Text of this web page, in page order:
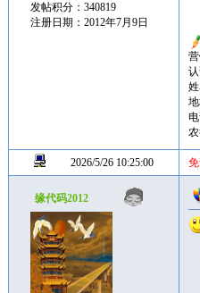
发帖积分：340819
注册日期：2012年7月9日
2026/5/26 10:25:00
缘代码2012